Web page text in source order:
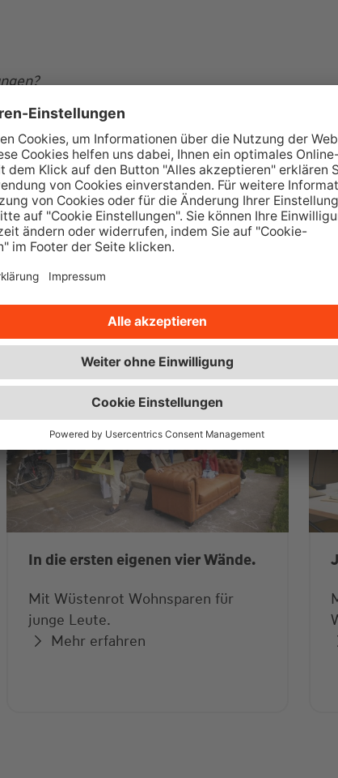
Lösung fürSie
uns eine E-Mail.
In die ersten eigenen vier Wände.
Mit Wüstenrot Wohnsparen für
junge Leute.
Mehr erfahren